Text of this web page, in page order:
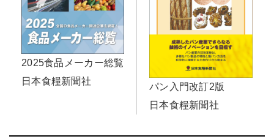
2025食品メーカー総覧
日本食糧新聞社
パン入門改訂2版
日本食糧新聞社